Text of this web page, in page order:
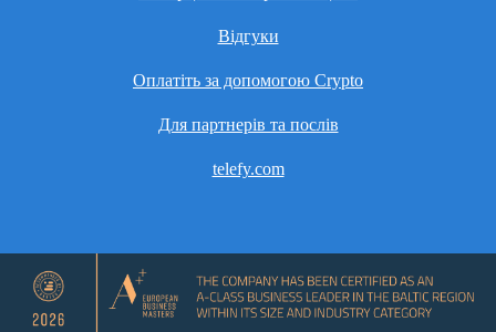
Відгуки
Оплатіть за допомогою Crypto
Для партнерів та послів
telefy.com